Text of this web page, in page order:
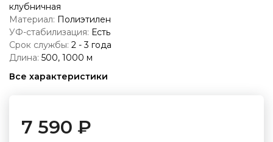
клубничная
Материал: Полиэтилен
УФ-стабилизация: Есть
Срок службы: 2 - 3 года
Длина: 500, 1000 м
Все характеристики
7 590 ₽